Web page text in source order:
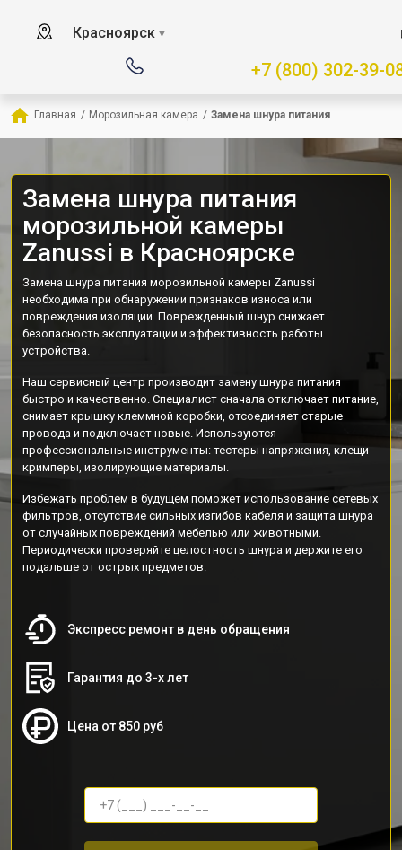
Красноярск ▼
+7 (800) 302-39-
Главная / Морозильная камера / Замена шнура питания
Замена шнура питания
морозильной камеры
Zanussi в Красноярске
Замена шнура питания морозильной камеры Zanussi
необходима при обнаружении признаков износа или
повреждения изоляции. Поврежденный шнур снижает
безопасность эксплуатации и эффективность работы
устройства.
Наш сервисный центр производит замену шнура питания
быстро и качественно. Специалист сначала отключает питание,
снимает крышку клеммной коробки, отсоединяет старые
провода и подключает новые. Используются
профессиональные инструменты: тестеры напряжения, клещи-
кримперы, изолирующие материалы.
Избежать проблем в будущем поможет использование сетевых
фильтров, отсутствие сильных изгибов кабеля и защита шнура
от случайных повреждений мебелью или животными.
Периодически проверяйте целостность шнура и держите его
подальше от острых предметов.
Экспресс ремонт в день обращения
Гарантия до 3-х лет
Цена от 850 руб